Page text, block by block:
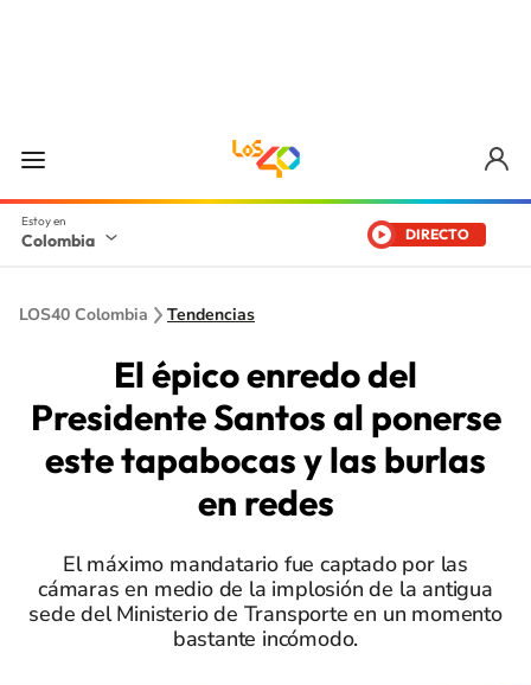
Colombia DIRECTO
LOS40 Colombia Tendencias
El épico enredo del
Presidente Santos al ponerse
este tapabocas y las burlas
en redes
El máximo mandatario fue captado por las
cámaras en medio de la implosión de la antigua
sede del Ministerio de Transporte en un momento
bastante incómodo.